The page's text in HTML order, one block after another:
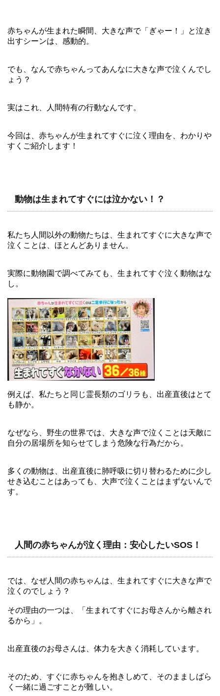
赤ちゃんが生まれた瞬間、大きな声で「ぎゃー！」と泣き
出すシーンは、感動的。
でも、なんで赤ちゃんってあんなに大きな声で泣くんでし
ょう？
実はこれ、人間特有の行動なんです。
今回は、赤ちゃんが生まれてすぐに泣く理由を、わかりや
すくご紹介します！
動物は生まれてすぐには泣かない！？
私たち人間以外の動物たちは、生まれてすぐに大きな声で
泣くことは、ほとんどありません。
実際に動物園で調べてみても、生まれてすぐ泣く動物はな
し。
例えば、私たちと同じ霊長類のゴリラも、出産直後はとて
も静か。
なぜなら、野生の世界では、大きな声で泣くことは天敵に
自分の居場所を知らせてしまう危険な行為だから。
多くの動物は、出産直後に肺呼吸に切り替わるために少し
せき込むことはあっても、大声で泣くことはまずないんで
す。
人間の赤ちゃんが泣く理由：安心したいSOS！
では、なぜ人間の赤ちゃんは、生まれてすぐに大きな声で
泣くのでしょう？
その理由の一つは、「生まれてすぐにお母さんから離され
るから」。
出産直後のお母さんは、体力を大きく消耗しています。
そのため、すぐに赤ちゃんを抱きしめて、そのまましばら
く一緒に過ごすことが難しい。